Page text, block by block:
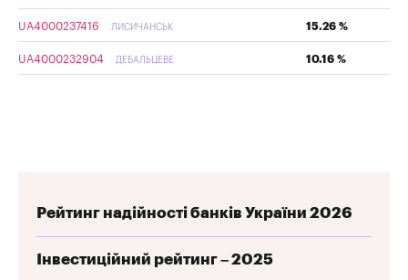
UA4000237416 ЛИСИЧАНСЬК 15.26 %
UA4000232904 ДЕБАЛЬЦЕВЕ 10.16 %
Рейтинг надійності банків України 2026
Інвестиційний рейтинг – 2025